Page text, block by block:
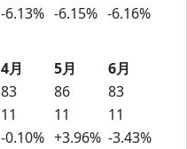
-6.13% -6.15% -6.16%
4月 5月
6月
83 86
83
11 11
11
-0.10% +3.96% -3.43%